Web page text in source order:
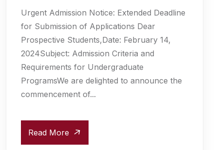
Urgent Admission Notice: Extended Deadline
for Submission of Applications Dear
Prospective Students,Date: February 14,
2024Subject: Admission Criteria and
Requirements for Undergraduate
ProgramsWe are delighted to announce the
commencement of...
Read More